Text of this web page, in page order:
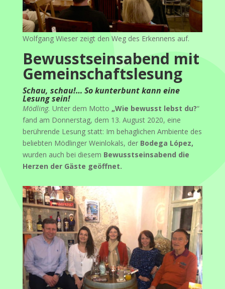
Wolfgang Wieser zeigt den Weg des Erkennens auf.
Bewusstseinsabend mit
Gemeinschaftslesung
Schau, schau!… So kunterbunt kann eine
Lesung sein!
Mödling. Unter dem Motto „Wie bewusst lebst du?“
fand am Donnerstag, dem 13. August 2020, eine
berührende Lesung statt: Im behaglichen Ambiente des
beliebten Mödlinger Weinlokals, der Bodega López,
wurden auch bei diesem Bewusstseinsabend die
Herzen der Gäste geöffnet.